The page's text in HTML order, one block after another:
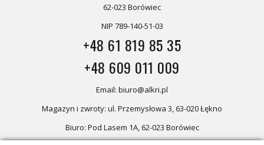
62-023 Borówiec
NIP 789-140-51-03
+48 61 819 85 35
+48 609 011 009
Email: biuro@alkri.pl
Magazyn i zwroty: ul. Przemysłowa 3, 63-020 Łękno
Biuro: Pod Lasem 1A, 62-023 Borówiec